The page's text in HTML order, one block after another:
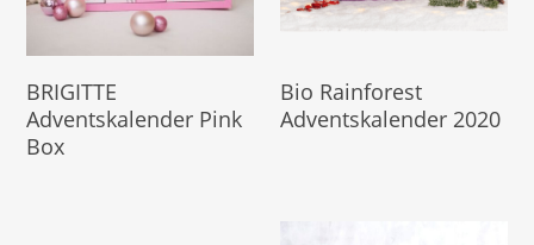
BRIGITTE
Adventskalender Pink
Box
Kalender
Bio Rainforest
Adventskalender 2020